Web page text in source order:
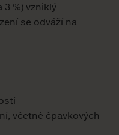
3 %) vzniklý
se odváží na
včetně čpavkových